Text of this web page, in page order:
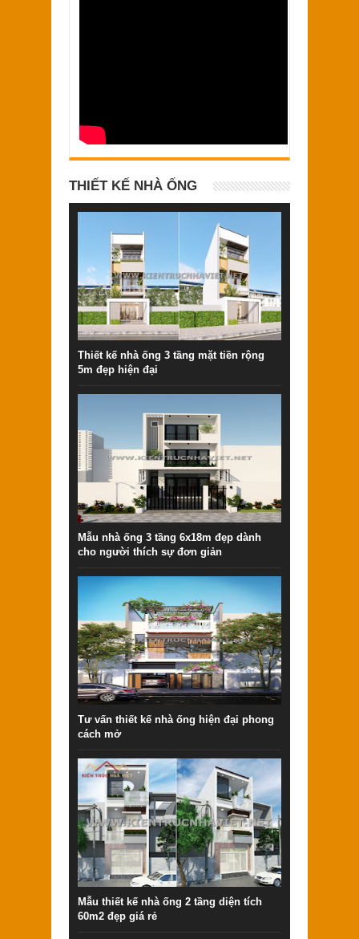
THIẾT KẾ NHÀ ỐNG
Thiết kế nhà ống 3 tầng mặt tiền rộng
5m đẹp hiện đại
Mẫu nhà ống 3 tầng 6x18m đẹp dành
cho người thích sự đơn giản
Tư vấn thiết kế nhà ống hiện đại phong
cách mở
Mẫu thiết kế nhà ống 2 tầng diện tích
60m2 đẹp giá rẻ